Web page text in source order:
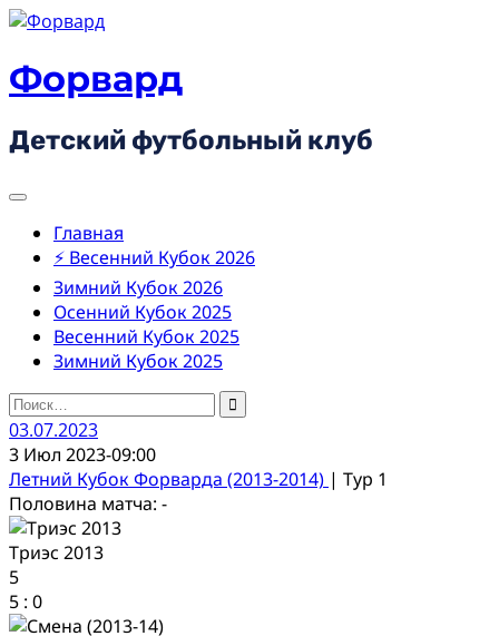
Skip
content
Форвард
Детский футбольный клуб
Главная
⚡ Весенний Кубок 2026
Зимний Кубок 2026
Осенний Кубок 2025
Весенний Кубок 2025
Зимний Кубок 2025
Найти:
03.07.2023
3 Июл 2023-09:00
Летний Кубок Форварда (2013-2014) | Тур 1
Половина матча: -
Триэс 2013
5
5 : 0